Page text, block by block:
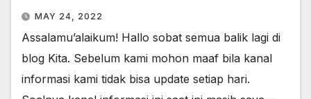
MAY 24, 2022
Assalamu’alaikum! Hallo sobat semua balik lagi di
blog Kita. Sebelum kami mohon maaf bila kanal
informasi kami tidak bisa update setiap hari.